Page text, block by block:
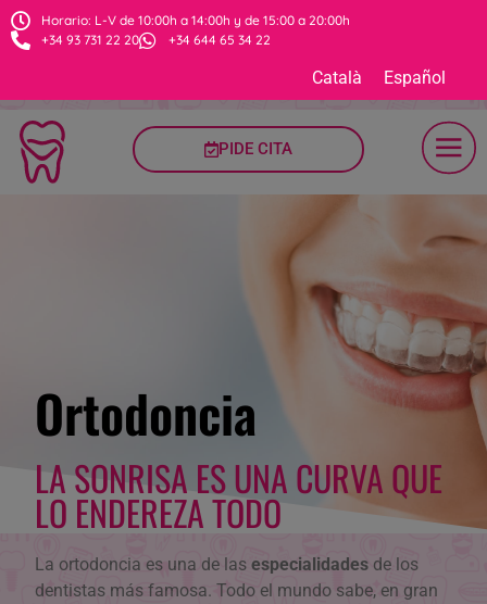
Horario: L-V de 10:00h a 14:00h y de 15:00 a 20:00h
+34 93 731 22 20
+34 644 65 34 22
Català Español
PIDE CITA
Ortodoncia
LA SONRISA ES UNA CURVA QUE
LO ENDEREZA TODO
La ortodoncia es una de lasespecialidades de los
dentistas más famosa. Todo el mundo sabe, en gran